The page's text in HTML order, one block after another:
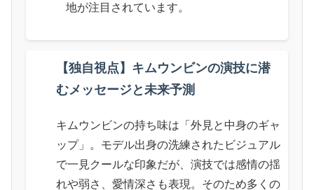
地が注目されています。
【独自視点】キムウンビンの演技に潜
むメッセージと未来予測
キムウンビンの持ち味は「外見と中身のギャ
ップ」。モデル出身の洗練されたビジュアル
で一見クールな印象だが、演技では感情の揺
れや弱さ、愛情深さも表現。そのため多くの